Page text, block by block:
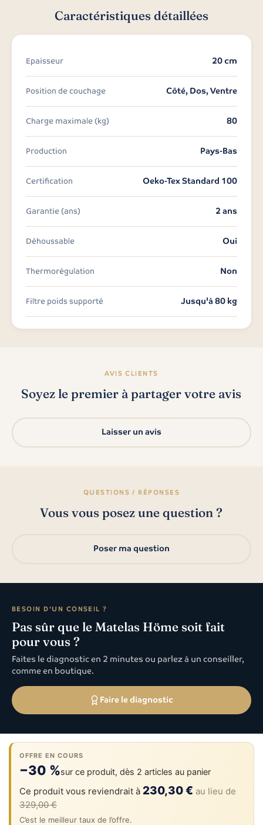
Caractéristiques détaillées
Epaisseur 20 cm
Position de couchage Côté, Dos, Ventre
Charge maximale (kg) 80
Production Pays-Bas
Certification Oeko-Tex Standard 100
Garantie (ans) 2 ans
Déhoussable Oui
Thermorégulation Non
Filtre poids supporté Jusqu'à 80 kg
AVIS CLIENTS
Soyez le premier à partager votre avis
Laisser un avis
QUESTIONS / RÉPONSES
Vous vous posez une question ?
Poser ma question
BESOIN D'UN CONSEIL ?
Pas sûr que le Matelas Höme soit fait
pour vous ?
Faites le diagnostic en 2 minutes ou parlez à un conseiller,
comme en boutique.
Faire le diagnostic
OFFRE EN COURS
−30 %sur ce produit, dès 2 articles au panier
Ce produit vous reviendrait à 230,30 € au lieu de
329,00 €
C’est le meilleur taux de l’offre.